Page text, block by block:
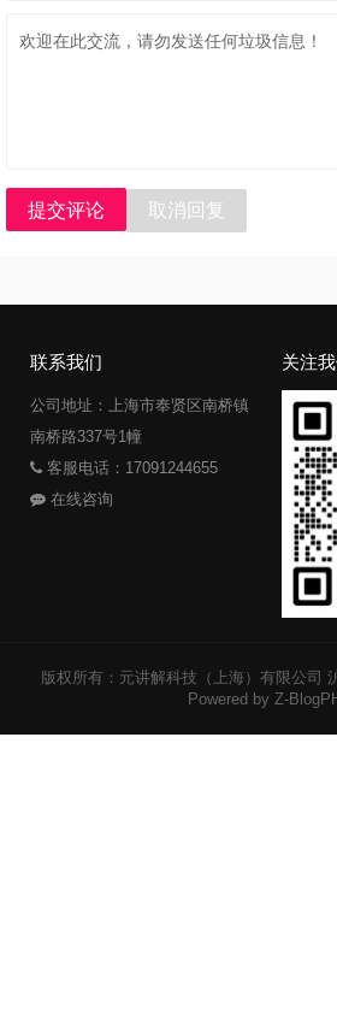
提交评论 取消回复
联系我们
公司地址：上海市奉贤区南桥镇
南桥路337号1幢
客服电话：17091244655
在线咨询
关注
版权所有：元讲解科技（上海）有限公司
Powered by Z-